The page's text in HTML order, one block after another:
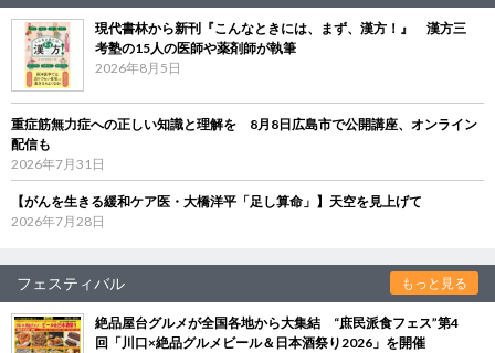
現代書林から新刊『こんなときには、まず、漢方！』 漢方三
考塾の15人の医師や薬剤師が執筆
2026年8月5日
重症筋無力症への正しい知識と理解を 8月8日広島市で公開講座、オンライン
配信も
2026年7月31日
【がんを生きる緩和ケア医・大橋洋平「足し算命」】天空を見上げて
2026年7月28日
フェスティバル もっと見る
絶品屋台グルメが全国各地から大集結 “庶民派食フェス”第4
回「川口×絶品グルメビール＆日本酒祭り2026」を開催